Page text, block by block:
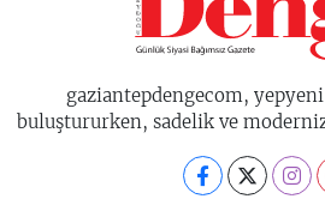
gaziantepdengecom,
buluştururken, sadelik ve